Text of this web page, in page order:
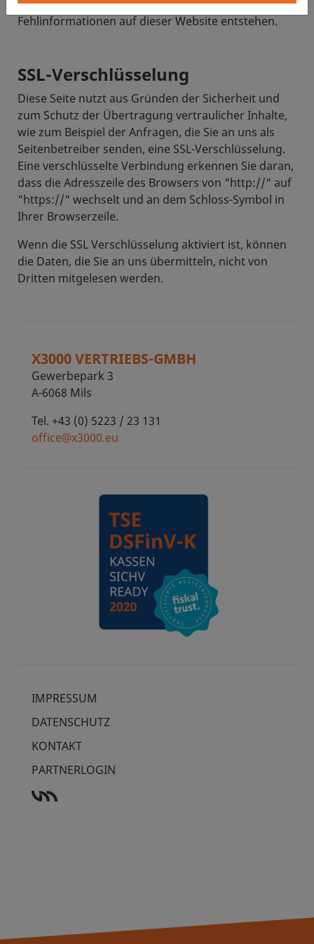
entgangenen Gewinns, die Aufgrund von
Fehlinformationen auf dieser Website entstehen.
SSL-Verschlüsselung
Diese Seite nutzt aus Gründen der Sicherheit und
zum Schutz der Übertragung vertraulicher Inhalte,
wie zum Beispiel der Anfragen, die Sie an uns als
Seitenbetreiber senden, eine SSL-Verschlüsselung.
Eine verschlüsselte Verbindung erkennen Sie daran,
dass die Adresszeile des Browsers von "http://" auf
"https://" wechselt und an dem Schloss-Symbol in
Ihrer Browserzeile.
Wenn die SSL Verschlüsselung aktiviert ist, können
die Daten, die Sie an uns übermitteln, nicht von
Dritten mitgelesen werden.
X3000 VERTRIEBS-GMBH
Gewerbepark 3
A-6068 Mils
Tel. +43 (0) 5223 / 23 131
office@x3000.eu
IMPRESSUM
DATENSCHUTZ
KONTAKT
PARTNERLOGIN